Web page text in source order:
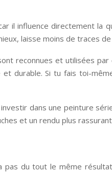
il influence directement la
laisse moins de traces
reconnues et utilisées
durable. Si tu fais toi-
dans une peinture
et un rendu plus
pas du tout le même